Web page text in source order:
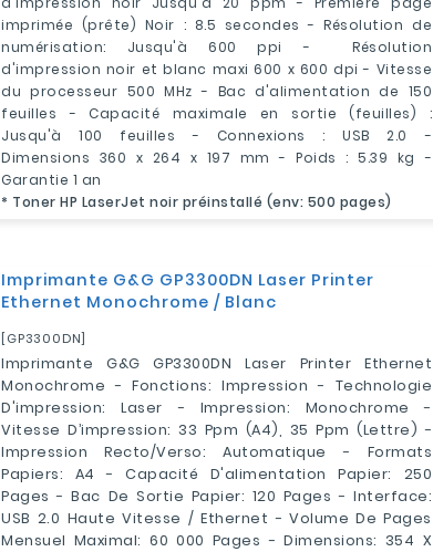
imprimée (prête) Noir : 8.5 secondes - Résolution de
numérisation: Jusqu'à 600 ppi - Résolution
d'impression noir et blanc maxi 600 x 600 dpi - Vitesse
du processeur 500 MHz - Bac d'alimentation de 150
feuilles - Capacité maximale en sortie (feuilles) :
Jusqu'à 100 feuilles - Connexions : USB 2.0 -
Dimensions 360 x 264 x 197 mm - Poids : 5.39 kg -
Garantie 1 an
* Toner HP LaserJet noir préinstallé (env: 500 pages)
Imprimante G&G GP3300DN Laser Printer
Ethernet Monochrome / Blanc
[GP3300DN]
Imprimante G&G GP3300DN Laser Printer Ethernet
Monochrome - Fonctions: Impression - Technologie
D'impression: Laser - Impression: Monochrome -
Vitesse D’impression: 33 Ppm (A4), 35 Ppm (Lettre) -
Impression Recto/Verso: Automatique - Formats
Papiers: A4 - Capacité D'alimentation Papier: 250
Pages - Bac De Sortie Papier: 120 Pages - Interface:
USB 2.0 Haute Vitesse / Ethernet - Volume De Pages
Mensuel Maximal: 60 000 Pages - Dimensions: 354 X